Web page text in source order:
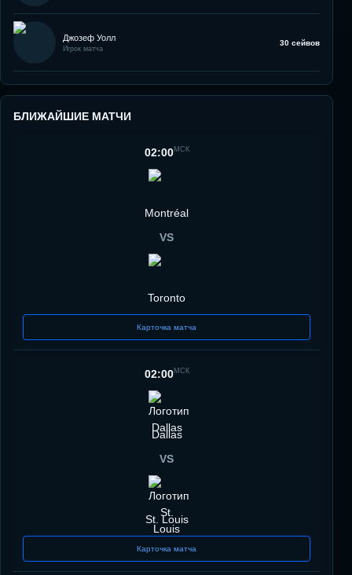
Джозеф Уолл
Игрок матча
30 сейвов
БЛИЖАЙШИЕ МАТЧИ
02:00МСК
Montréal
VS
Toronto
Карточка матча
02:00МСК
Dallas
VS
St. Louis
Карточка матча